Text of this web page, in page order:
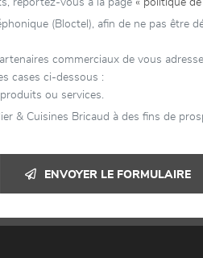
reportez-vous à la page « politique
(Bloctel), afin de ne pas être
commerciaux de vous
cases ci-dessous :
ou services.
& Cuisines Bricaud à des fins de
ENVOYER LE FORMULAIRE